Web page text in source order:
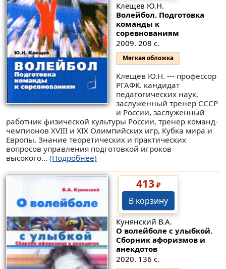
Клещев Ю.Н.
Волейбол. Подготовка
команды к
соревнованиям
2009. 208 с.
Мягкая обложка
Клещев Ю.Н. --- профессор
РГАФК. кандидат
педагогических наук,
заслуженный тренер СССР
и России, заслуженный
работник физической культуры России, тренер команд-
чемпионов XVIII и XIX Олимпийских игр, Кубка мира и
Европы. Знание теоретических и практических
вопросов управления подготовкой игроков
высокого... (Подробнее)
413₽
В корзину
Кунянский В.А.
О волейболе с улыбкой.
Сборник афоризмов и
анекдотов
2020. 136 с.